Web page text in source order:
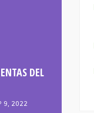
DEL
9, 2022